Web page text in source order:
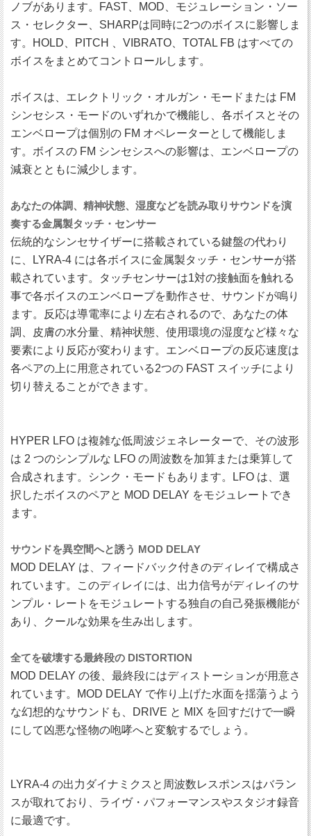
ノブがあります。FAST、MOD、モジュレーション・ソー
ス・セレクター、SHARPは同時に2つのボイスに影響しま
す。HOLD、PITCH 、VIBRATO、TOTAL FB はすべての
ボイスをまとめてコントロールします。
ボイスは、エレクトリック・オルガン・モードまたは FM
シンセシス・モードのいずれかで機能し、各ボイスとその
エンベロープは個別の FM オペレーターとして機能しま
す。ボイスの FM シンセシスへの影響は、エンベロープの
減衰とともに減少します。
あなたの体調、精神状態、湿度などを読み取りサウンドを演
奏する金属製タッチ・センサー
伝統的なシンセサイザーに搭載されている鍵盤の代わり
に、LYRA-4 には各ボイスに金属製タッチ・センサーが搭
載されています。タッチセンサーは1対の接触面を触れる
事で各ボイスのエンベロープを動作させ、サウンドが鳴り
ます。反応は導電率により左右されるので、あなたの体
調、皮膚の水分量、精神状態、使用環境の湿度など様々な
要素により反応が変わります。エンベロープの反応速度は
各ペアの上に用意されている2つの FAST スイッチにより
切り替えることができます。
HYPER LFO は複雑な低周波ジェネレーターで、その波形
は 2 つのシンプルな LFO の周波数を加算または乗算して
合成されます。シンク・モードもあります。LFO は、選
択したボイスのペアと MOD DELAY をモジュレートでき
ます。
サウンドを異空間へと誘う MOD DELAY
MOD DELAY は、フィードバック付きのディレイで構成さ
れています。このディレイには、出力信号がディレイのサ
ンプル・レートをモジュレートする独自の自己発振機能が
あり、クールな効果を生み出します。
全てを破壊する最終段の DISTORTION
MOD DELAY の後、最終段にはディストーションが用意さ
れています。MOD DELAY で作り上げた水面を揺蕩うよう
な幻想的なサウンドも、DRIVE と MIX を回すだけで一瞬
にして凶悪な怪物の咆哮へと変貌するでしょう。
LYRA-4 の出力ダイナミクスと周波数レスポンスはバラン
スが取れており、ライヴ・パフォーマンスやスタジオ録音
に最適です。